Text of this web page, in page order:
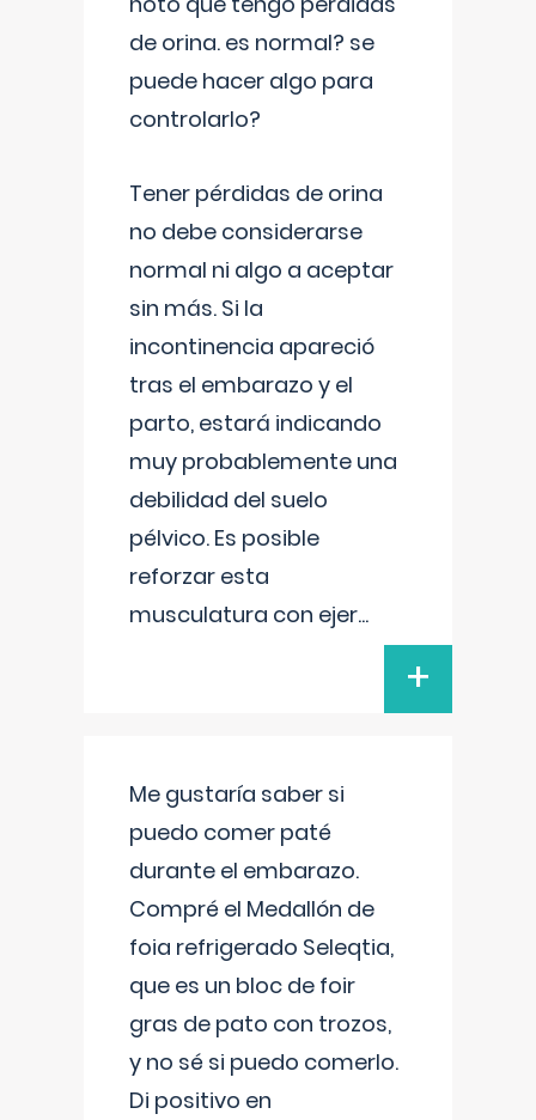
de orina. es normal? se
puede hacer algo para
controlarlo?
Tener pérdidas de orina
no debe considerarse
normal ni algo a aceptar
sin más. Si la
incontinencia apareció
tras el embarazo y el
parto, estará indicando
muy probablemente una
debilidad del suelo
pélvico. Es posible
reforzar esta
musculatura con ejer...
+
Me gustaría saber si
puedo comer paté
durante el embarazo.
Compré el Medallón de
foia refrigerado Seleqtia,
que es un bloc de foir
gras de pato con trozos,
y no sé si puedo comerlo.
Di positivo en